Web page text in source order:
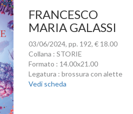
FRANCESCO
MARIA GALASSI
03/06/2024, pp. 192, € 18.00
Collana : STORIE
Formato : 14.00x21.00
Legatura : brossura con alette
Vedi scheda